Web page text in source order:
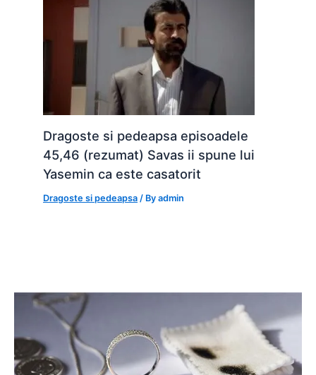
Dragoste si pedeapsa episoadele
45,46 (rezumat) Savas ii spune lui
Yasemin ca este casatorit
Dragoste si pedeapsa / Byadmin